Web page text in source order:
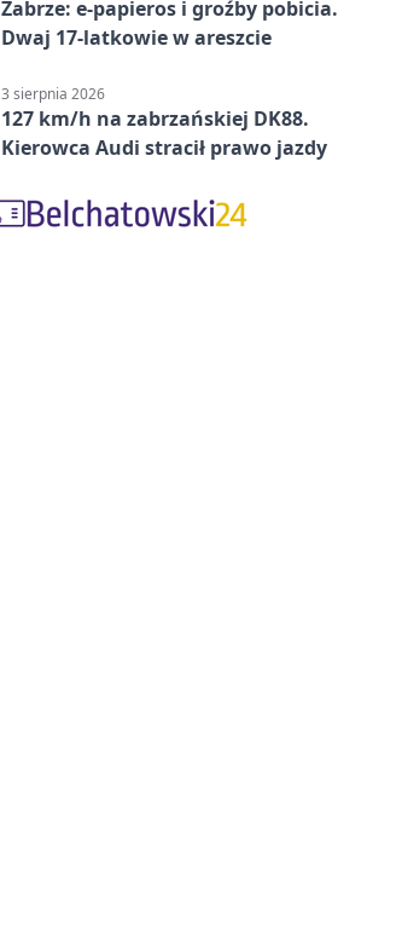
Zabrze: e-papieros i groźby pobicia.
Dwaj 17-latkowie w areszcie
3 sierpnia 2026
127 km/h na zabrzańskiej DK88.
Kierowca Audi stracił prawo jazdy